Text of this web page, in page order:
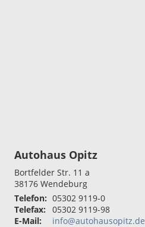
Autohaus Opitz
Bortfelder Str. 11 a
38176 Wendeburg
Telefon: 05302 9119-0
Telefax:
05302 9119-98
E-Mail:
info@autohausopitz.de